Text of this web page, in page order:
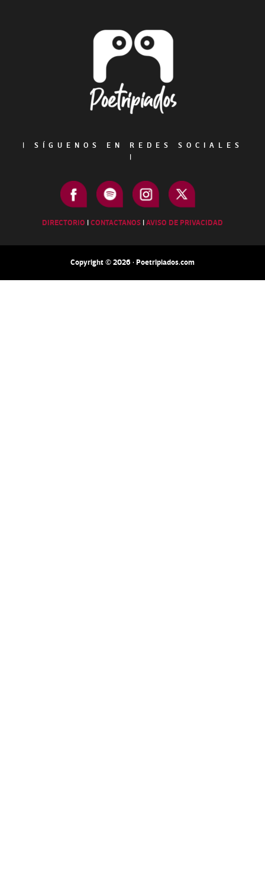
|
SÍGUENOS EN REDES SOCIALES
|
DIRECTORIO |CONTACTANOS |AVISO DE PRIVACIDAD
Copyright © 2026 · Poetripiados.com